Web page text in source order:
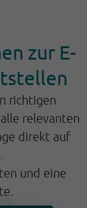
zur E-
richtigen
relevanten
direkt auf
und eine